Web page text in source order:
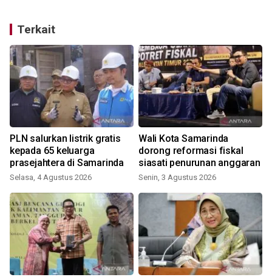
Terkait
PLN salurkan listrik gratis
kepada 65 keluarga
prasejahtera di Samarinda
Selasa, 4 Agustus 2026
Wali Kota Samarinda
dorong reformasi fiskal
siasati penurunan anggaran
Senin, 3 Agustus 2026